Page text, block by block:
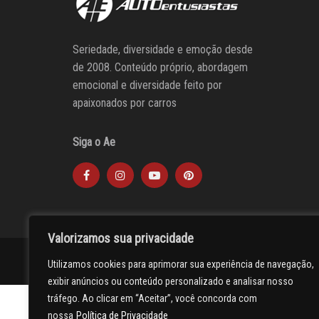
Valorizamos sua privacidade
Utilizamos cookies para aprimorar sua experiência de navegação,
exibir anúncios ou conteúdo personalizado e analisar nosso
tráfego. Ao clicar em “Aceitar”, você concorda com
nossa Política de Privacidade
Seriedade, diversidade e emoção desde
de 2008. Conteúdo próprio, abordagem
emocional e diversidade feito por
apaixonados por carros
Siga o Ae
AUTOentusiastas Editores Participe do AE Anuncie